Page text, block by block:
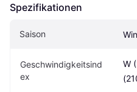
Spezifikationen
Saison
Geschwindigkeitsind
ex
W